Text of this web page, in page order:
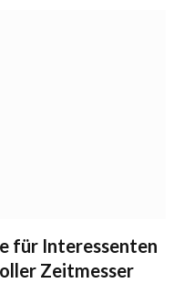
für Interessenten
Zeitmesser